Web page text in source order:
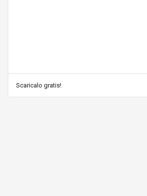
Scaricalo gratis!